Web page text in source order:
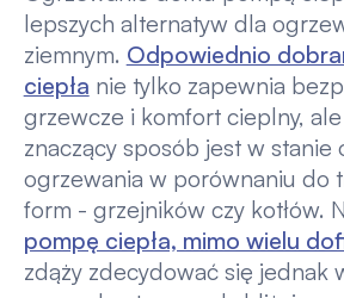
lepszych alternatyw dla
ziemnym. Odpowiednio
ciepła nie tylko zapewnia
grzewcze i komfort cieplny,
znaczący sposób jest w stanie
ogrzewania w porównaniu do
form - grzejników czy kotłów.
pompę ciepła, mimo wielu
zdąży zdecydować się jednak